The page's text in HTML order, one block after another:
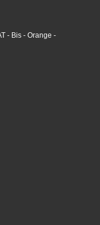
- Bis - Orange -